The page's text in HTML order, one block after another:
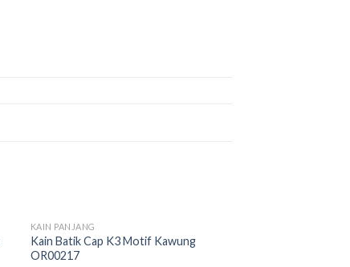
Add to
wishlist
OUT OF STOCK
KAIN PANJANG
Kain Batik Cap K3 Motif Kawung
OR00217